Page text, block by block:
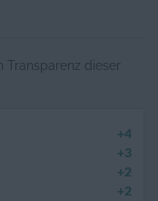
Kriegen und
Transparenz dieser
+4
+3
+2
+2